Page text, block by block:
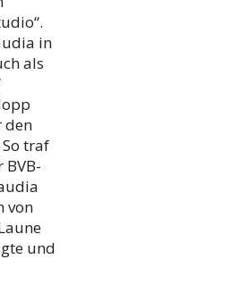
in
als
den
traf
BVB-
von
und